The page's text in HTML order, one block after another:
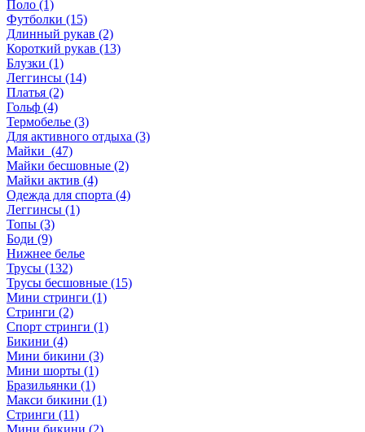
Поло (1)
Футболки (15)
Длинный рукав (2)
Короткий рукав (13)
Блузки (1)
Леггинсы (14)
Платья (2)
Гольф (4)
Термобелье (3)
Для активного отдыха (3)
Майки (47)
Майки бесшовные (2)
Майки актив (4)
Одежда для спорта (4)
Леггинсы (1)
Топы (3)
Боди (9)
Нижнее белье
Трусы (132)
Трусы бесшовные (15)
Мини стринги (1)
Стринги (2)
Спорт стринги (1)
Бикини (4)
Мини бикини (3)
Мини шорты (1)
Бразильянки (1)
Макси бикини (1)
Стринги (11)